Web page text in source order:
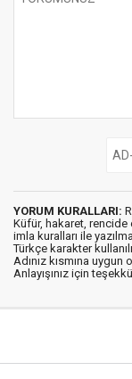
YORUM KURALLARI:
Küfür, hakaret, rencide
imla kuralları ile
Türkçe karakter
Adınız kısmına
Anlayışınız için